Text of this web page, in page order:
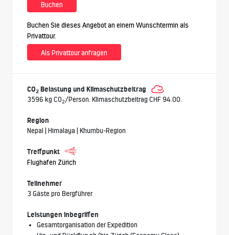
Buchen
Buchen Sie dieses Angebot an einem Wunschtermin als
Privattour.
Als Privattour anfragen
CO2 Belastung und Klimaschutzbeitrag
3596 kg CO2/Person. Klimaschutzbeitrag CHF 94.00.
Region
Nepal | Himalaya | Khumbu-Region
Treffpunkt
Flughafen Zürich
Teilnehmer
3 Gäste pro Bergführer
Leistungen inbegriffen
Gesamtorganisation der Expedition